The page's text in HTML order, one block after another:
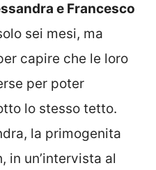
e Francesco
sei mesi, ma
capire che le loro
per poter
lo stesso tetto.
la primogenita
in un’intervista al